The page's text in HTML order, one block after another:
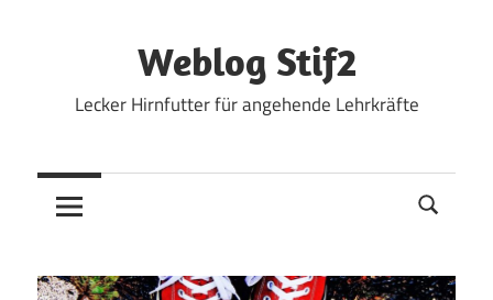
Weblog Stif2
Lecker Hirnfutter für angehende Lehrkräfte